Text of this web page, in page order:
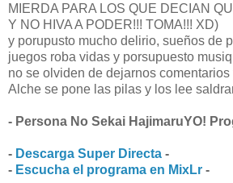
MIERDA PARA LOS QUE DECIAN
Y NO HIVA A PODER!!! TOMA!!! XD)
y porupusto mucho delirio, sueños de
juegos roba vidas y porsupuesto
no se olviden de dejarnos
Alche se pone las pilas y los lee
- Persona No Sekai HajimaruYO!
- Descarga Super Directa -
- Escucha el programa en MixLr -